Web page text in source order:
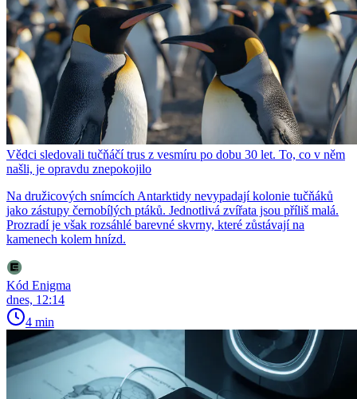
Vědci sledovali tučňáčí trus z vesmíru po dobu 30 let. To, co v něm
našli, je opravdu znepokojilo
Na družicových snímcích Antarktidy nevypadají kolonie tučňáků
jako zástupy černobílých ptáků. Jednotlivá zvířata jsou příliš malá.
Prozradí je však rozsáhlé barevné skvrny, které zůstávají na
kamenech kolem hnízd.
Kód Enigma
dnes, 12:14
4 min